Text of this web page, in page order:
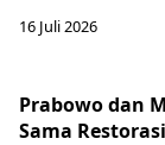
16 Juli 2026
Prabowo dan
Sama